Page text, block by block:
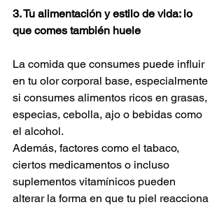
3. Tu alimentación y estilo de vida: lo
que comes también huele
La comida que consumes puede influir
en tu olor corporal base, especialmente
si consumes alimentos ricos en grasas,
especias, cebolla, ajo o bebidas como
el alcohol.
Además, factores como el tabaco,
ciertos medicamentos o incluso
suplementos vitamínicos pueden
alterar la forma en que tu piel reacciona